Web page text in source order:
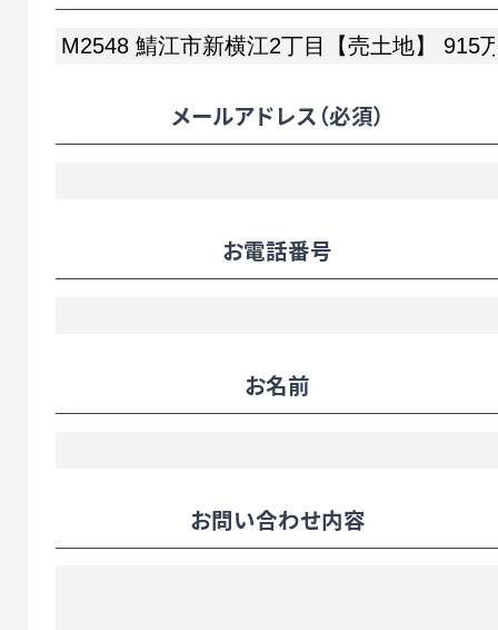
メールアドレス （必須）
お電話番号
お名前
お問い合わせ内容